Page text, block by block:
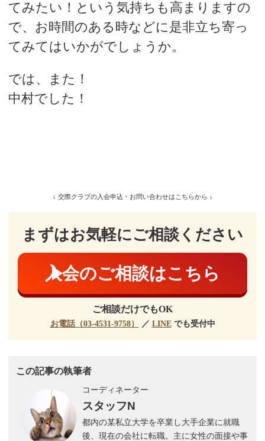
てみたい！という気持ちも高まりますの
で、お時間のある時などに是非立ち寄っ
てみてはいかがでしょうか。
では、また！
中村でした！
↓ 交際クラブの入会申込・お問い合わせはこちらから ↓
まずはお気軽にご相談ください
入会のご相談はこちら
ご相談だけでもOK
お電話（03-4531-9758） ／ LINEでも受付中
この記事の執筆者
コーディネーター
スタッフN
都内の某私立大学を卒業し大手企業に就職
後、現在の会社に転職。主に女性の面接や事